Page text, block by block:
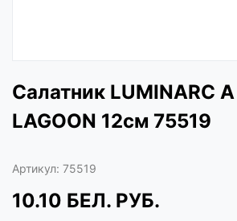
Салатник LUMINARC
LAGOON 12см 75519
Артикул: 75519
10.10 БЕЛ. РУБ.